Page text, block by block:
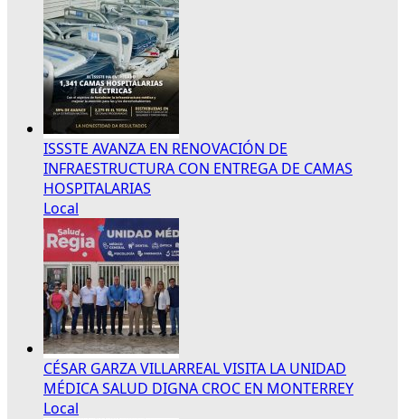
ISSSTE AVANZA EN RENOVACIÓN DE
INFRAESTRUCTURA CON ENTREGA DE CAMAS
HOSPITALARIAS
Local
CÉSAR GARZA VILLARREAL VISITA LA UNIDAD
MÉDICA SALUD DIGNA CROC EN MONTERREY
Local